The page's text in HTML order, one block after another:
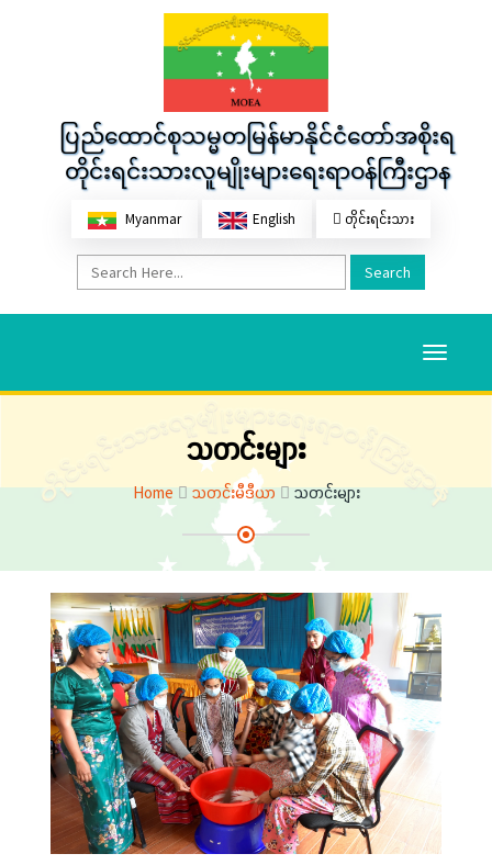
ပြည်ထောင်စုသမ္မတမြန်မာနိုင်ငံတော်အစိုးရ
တိုင်းရင်းသားလူမျိုးများရေးရာဝန်ကြီးဌာန
Myanmar English တိုင်းရင်းသား
Search
Toggle
သတင်းများ
Home သတင်းမီဒီယာ သတင်းများ